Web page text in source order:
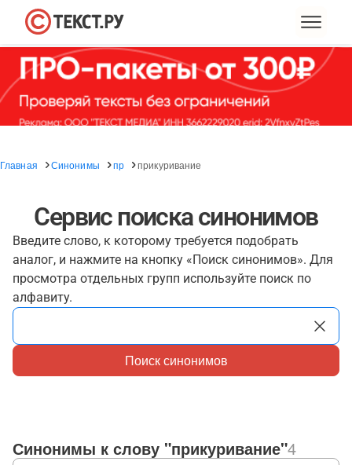
Главная Синонимы пр прикуривание
Сервис поиска синонимов
Введите слово, к которому требуется подобрать
аналог, и нажмите на кнопку «Поиск синонимов». Для
просмотра отдельных групп используйте поиск по
алфавиту.
Поиск синонимов
Синонимы к слову "прикуривание"4